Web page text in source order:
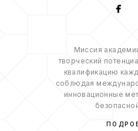
Миссия
творческий
квалификацию
соблюдая
инновационные